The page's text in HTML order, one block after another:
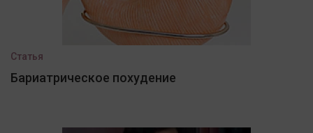
Статья
Бариатрическое похудение